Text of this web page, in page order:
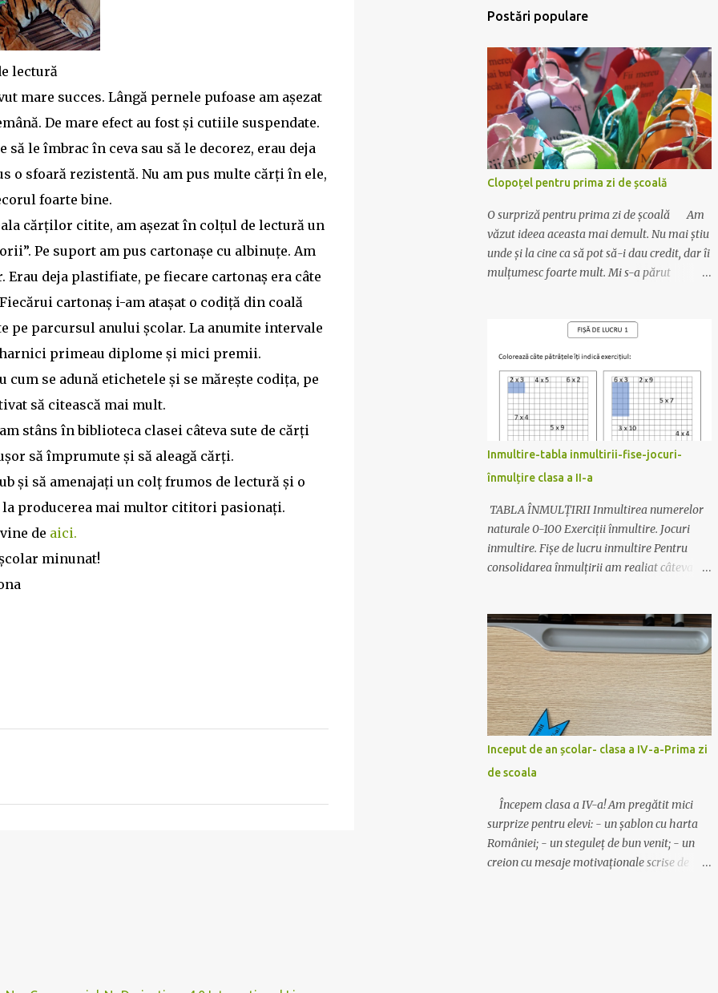
lectură
mare succes. Lângă pernele pufoase am așezat
De mare efect au fost și cutiile suspendate.
le îmbrac în ceva sau să le decorez, erau deja
o sfoară rezistentă. Nu am pus multe cărți în ele,
foarte bine.
cărților citite, am așezat în colțul de lectură un
Pe suport am pus cartonașe cu albinuțe. Am
deja plastifiate, pe fiecare cartonaș era câte
cartonaș i-am atașat o codiță din coală
pe parcursul anului școlar. La anumite intervale
primeau diplome și mici premii.
se adună etichetele și se mărește codița, pe
să citească mai mult.
stâns în biblioteca clasei câteva sute de cărți
să împrumute și să aleagă cărți.
și să amenajați un colț frumos de lectură și o
la producerea mai multor cititori pasionați.
de aici.
minunat!
Postări populare
Clopoțel pentru prima zi de școală
O surpriză pentru prima zi de școală Am
văzut ideea aceasta mai demult. Nu mai știu
unde și la cine ca să pot să-i dau credit, dar îi
mulțumesc foarte mult. Mi s-a părut
Fotografia este veche, dar materialul este
realizează foarte ușor: Materiale necesare :
carton colorat, bomboane ambalate (cel mai
bine se așază cele care au un singur ”moț” la
ambalaj), sfoară, lipici sau capsator. 😊Se
printează pe carton colorat, dintr-un carton
ies 2 clopoței. 😊Se îndoaie pe linia trasată.
😊Se decupează clopoțelul (cu foaia îndoită).
😊Se leagă sfoară de bombonele și apoi de
mânerul clopoțelului. Bomboana trebuie să
fie în interior. 😊Se capsează aripioarele.
Simplu și drăguț! Descarcă materialul
Inmultire-tabla inmultirii-fise-jocuri-
înmulțire clasa a II-a
TABLA ÎNMULȚIRII Inmultirea numerelor
naturale 0-100 Exerciții înmultire. Jocuri
inmultire. Fișe de lucru inmultire Pentru
consolidarea înmulțirii am realiat câteva
fișe de lucru pentru înțelegerea înmultirii
😊Exersarea înmulțirii - după codul
culorilor 😊Exersarea înmultirii și a
limbajului matematic- pliante cu inmultirea
😊motivarea elevilor pentru învățare -
pașaportul înmulțirii Mai multe despre
pasaport aici:
https://www.aventurilascoala.ro/2019/08/ti
nutul-vrajit-al-inmultirii-si.html 😊jocuri cu
tabla inmultirii Găsești fișele, jocurile,
pasaportul, etc aici: inmultire-fise-jocuri -
descarca 😊Alte idei despre înmultire: joc-eu
am-cine are bradul impodobit-clasa a III-a
Inceput de an școlar- clasa a IV-a-Prima zi
de scoala
Începem clasa a IV-a! Am pregătit mici
surprize pentru elevi: - un șablon cu harta
României; - un steguleț de bun venit; - un
creion cu mesaje motivaționale scrise de